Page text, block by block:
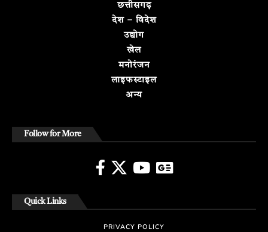
छत्तीसगढ़
देश – विदेश
उद्योग
खेल
मनोरंजन
लाइफस्टाइल
अन्य
Follow for More
Quick Links
PRIVACY POLICY